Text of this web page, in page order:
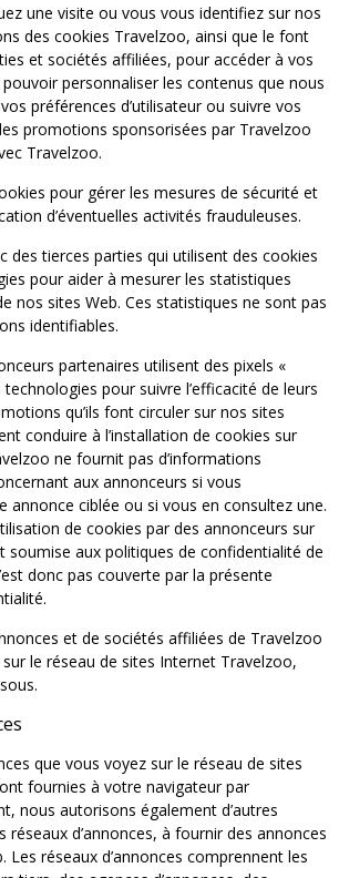
une visite ou vous vous identifiez sur nos
des cookies Travelzoo, ainsi que le font
et sociétés affiliées, pour accéder à vos
personnaliser les contenus que nous
préférences d’utilisateur ou suivre vos
promotions sponsorisées par Travelzoo
Travelzoo.
pour gérer les mesures de sécurité et
d’éventuelles activités frauduleuses.
des tierces parties qui utilisent des cookies
pour aider à mesurer les statistiques
nos sites Web. Ces statistiques ne sont pas
identifiables.
partenaires utilisent des pixels «
technologies pour suivre l’efficacité de leurs
qu’ils font circuler sur nos sites
conduire à l’installation de cookies sur
ne fournit pas d’informations
aux annonceurs si vous
annonce ciblée ou si vous en consultez une.
de cookies par des annonceurs sur
soumise aux politiques de confidentialité de
donc pas couverte par la présente
et de sociétés affiliées de Travelzoo
le réseau de sites Internet Travelzoo,
que vous voyez sur le réseau de sites
fournies à votre navigateur par
nous autorisons également d’autres
réseaux d’annonces, à fournir des annonces
Les réseaux d’annonces comprennent les